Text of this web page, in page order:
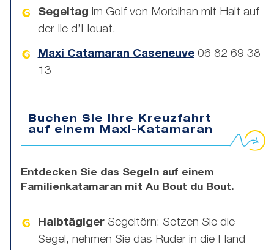
Segeltag im Golf von Morbihan mit Halt auf
der Ile d’Houat.
Maxi Catamaran Caseneuve06 82 69 38
13
Buchen Sie Ihre Kreuzfahrt
auf einem Maxi-Katamaran
Entdecken Sie das Segeln auf einem
Familienkatamaran mit Au Bout du Bout.
HalbtägigerSegeltörn: Setzen Sie die
Segel, nehmen Sie das Ruder in die Hand